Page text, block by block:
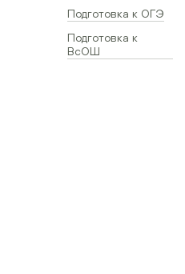
Подготовка к ОГЭ
Подготовка к
ВсОШ